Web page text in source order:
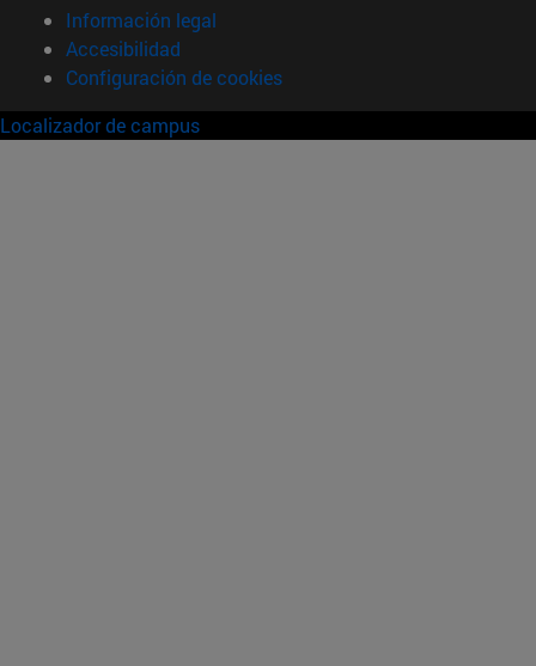
Información legal
Accesibilidad
Configuración de cookies
Localizador de campus